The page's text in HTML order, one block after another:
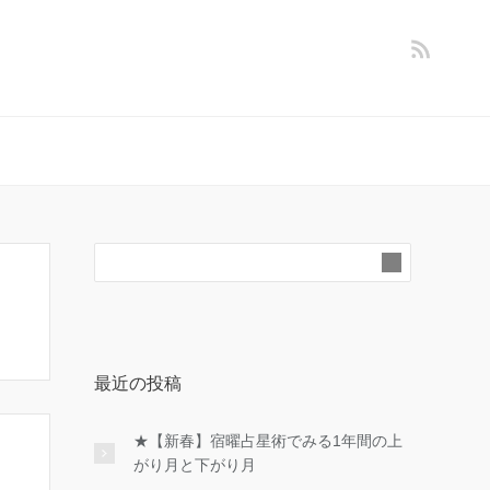
最近の投稿
★【新春】宿曜占星術でみる1年間の上
がり月と下がり月